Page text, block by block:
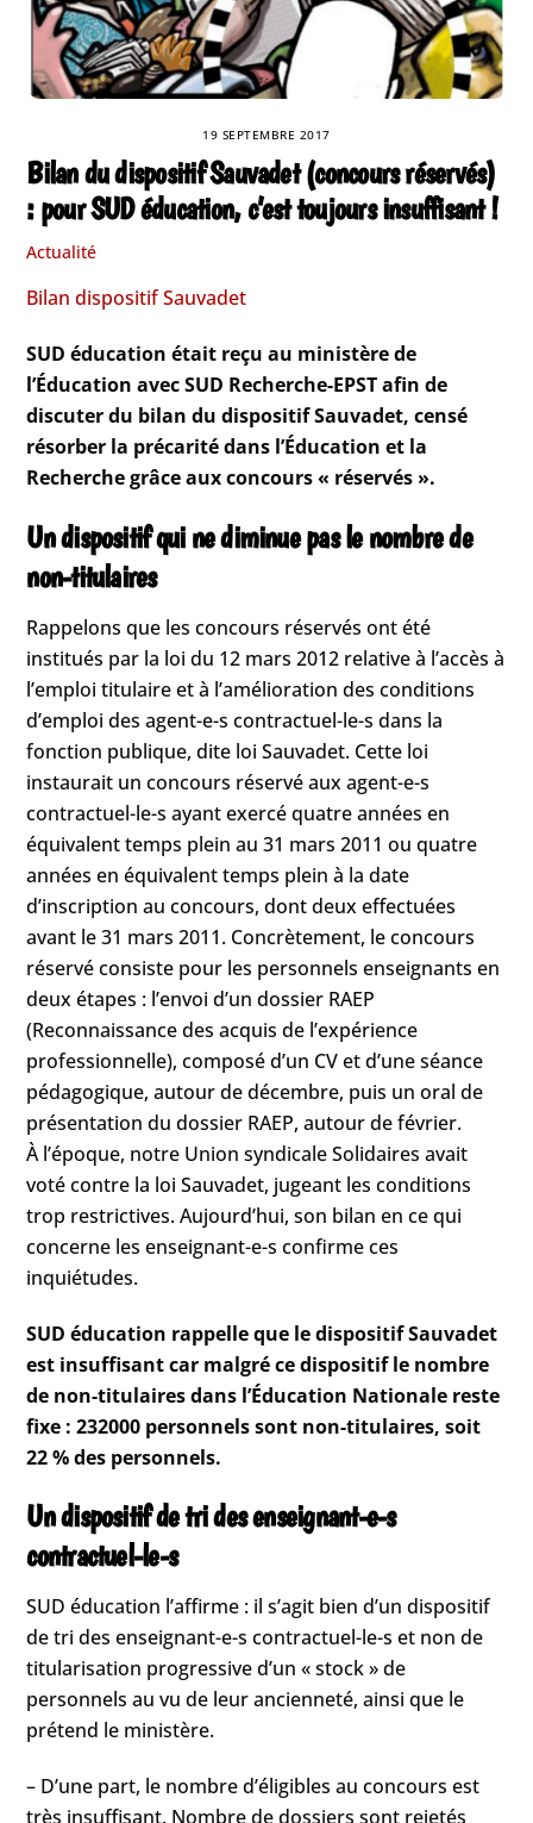
19 SEPTEMBRE 2017
Bilan du dispositif Sauvadet (concours réservés)
: pour SUD éducation, c’est toujours insuffisant !
Actualité
Bilan dispositif Sauvadet
SUD éducation était reçu au ministère de
l’Éducation avec SUD Recherche-EPST afin de
discuter du bilan du dispositif Sauvadet, censé
résorber la précarité dans l’Éducation et la
Recherche grâce aux concours « réservés ».
Un dispositif qui ne diminue pas le nombre de
non-titulaires
Rappelons que les concours réservés ont été
institués par la loi du 12 mars 2012 relative à l’accès à
l’emploi titulaire et à l’amélioration des conditions
d’emploi des agent-e-s contractuel-le-s dans la
fonction publique, dite loi Sauvadet. Cette loi
instaurait un concours réservé aux agent-e-s
contractuel-le-s ayant exercé quatre années en
équivalent temps plein au 31 mars 2011 ou quatre
années en équivalent temps plein à la date
d’inscription au concours, dont deux effectuées
avant le 31 mars 2011. Concrètement, le concours
réservé consiste pour les personnels enseignants en
deux étapes : l’envoi d’un dossier RAEP
(Reconnaissance des acquis de l’expérience
professionnelle), composé d’un CV et d’une séance
pédagogique, autour de décembre, puis un oral de
présentation du dossier RAEP, autour de février.
À l’époque, notre Union syndicale Solidaires avait
voté contre la loi Sauvadet, jugeant les conditions
trop restrictives. Aujourd’hui, son bilan en ce qui
concerne les enseignant-e-s confirme ces
inquiétudes.
SUD éducation rappelle que le dispositif Sauvadet
est insuffisant car malgré ce dispositif le nombre
de non-titulaires dans l’Éducation Nationale reste
fixe : 232000 personnels sont non-titulaires, soit
22 % des personnels.
Un dispositif de tri des enseignant-e-s
contractuel-le-s
SUD éducation l’affirme : il s’agit bien d’un dispositif
de tri des enseignant-e-s contractuel-le-s et non de
titularisation progressive d’un « stock » de
personnels au vu de leur ancienneté, ainsi que le
prétend le ministère.
– D’une part, le nombre d’éligibles au concours est
très insuffisant. Nombre de dossiers sont rejetés